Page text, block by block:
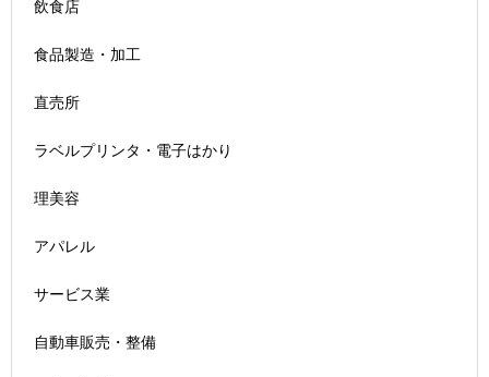
飲食店
食品製造・加工
直売所
ラベルプリンタ・電子はかり
理美容
アパレル
サービス業
自動車販売・整備